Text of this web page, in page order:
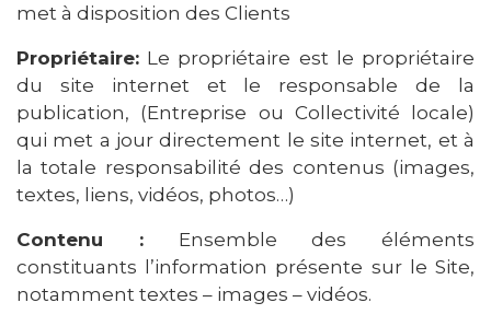
met à disposition des Clients
Propriétaire: Le propriétaire est le propriétaire
du site internet et le responsable de la
publication, (Entreprise ou Collectivité locale)
qui met a jour directement le site internet, et à
la totale responsabilité des contenus (images,
textes, liens, vidéos, photos…)
Contenu :Ensemble des éléments
constituants l’information présente sur le Site,
notamment textes – images – vidéos.